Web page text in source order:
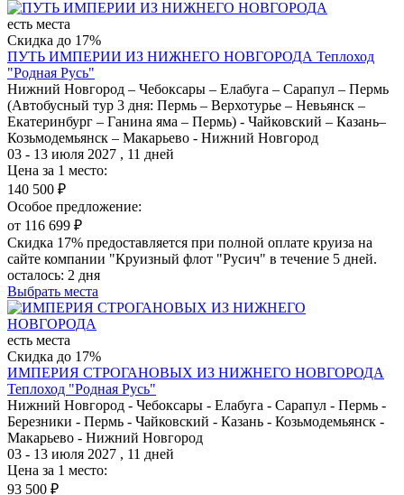
есть места
Скидка до 17%
ПУТЬ ИМПЕРИИ ИЗ НИЖНЕГО НОВГОРОДА Теплоход
"Родная Русь"
Нижний Новгород – Чебоксары – Елабуга – Сарапул – Пермь
(Автобусный тур 3 дня: Пермь – Верхотурье – Невьянск –
Екатеринбург – Ганина яма – Пермь) - Чайковский – Казань–
Козьмодемьянск – Макарьево - Нижний Новгород
03 - 13 июля 2027 , 11 дней
Цена за 1 место:
140 500 ₽
Особое предложение:
от 116 699 ₽
Скидка 17% предоставляется при полной оплате круиза на
сайте компании "Круизный флот "Русич" в течение 5 дней.
осталось: 2 дня
Выбрать места
есть места
Скидка до 17%
ИМПЕРИЯ СТРОГАНОВЫХ ИЗ НИЖНЕГО НОВГОРОДА
Теплоход "Родная Русь"
Нижний Новгород - Чебоксары - Елабуга - Сарапул - Пермь -
Березники - Пермь - Чайковский - Казань - Козьмодемьянск -
Макарьево - Нижний Новгород
03 - 13 июля 2027 , 11 дней
Цена за 1 место:
93 500 ₽